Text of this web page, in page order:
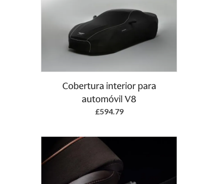
Add to Basket
Cobertura interior para
automóvil V8
£594.79